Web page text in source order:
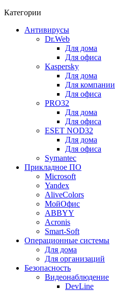
Категории
Антивирусы
Dr.Web
Для дома
Для офиса
Kaspersky
Для дома
Для компании
Для офиса
PRO32
Для дома
Для офиса
ESET NOD32
Для дома
Для офиса
Symantec
Прикладное ПО
Microsoft
Yandex
AliveColors
МойОфис
ABBYY
Acronis
Smart-Soft
Операционные системы
Для дома
Для организаций
Безопасность
Видеонаблюдение
DevLine